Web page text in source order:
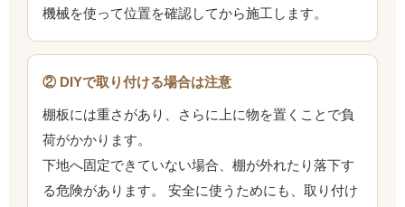
機械を使って位置を確認してから施工します。
② DIYで取り付ける場合は注意
棚板には重さがあり、さらに上に物を置くことで負
荷がかかります。
下地へ固定できていない場合、棚が外れたり落下す
る危険があります。 安全に使うためにも、取り付け